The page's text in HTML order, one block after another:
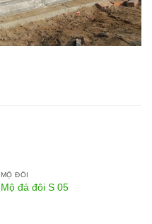
MỘ ĐÔI
Mộ đá đôi S 05